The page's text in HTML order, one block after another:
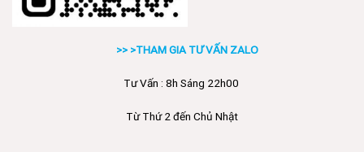
>> >THAM GIA TƯ VẤN ZALO
Tư Vấn : 8h Sáng 22h00
Từ Thứ 2 đến Chủ Nhật